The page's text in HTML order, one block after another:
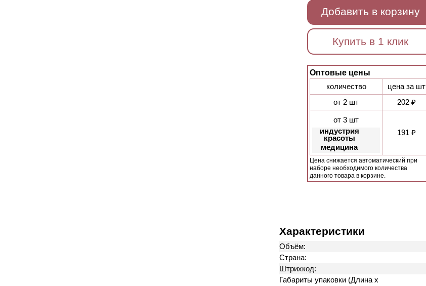
Добавить в корзину
Купить в 1 клик
Оптовые цены
количество
цена за шт
от 2 шт
202 ₽
от 3 шт
индустрия
красоты
медицина
191 ₽
Цена снижается автоматический при
наборе необходимого количества
данного товара в корзине.
Характеристики
Объём:
Страна:
Штрихкод:
Габариты упаковки (Длина х